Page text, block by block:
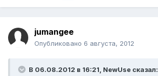
jumangee
Опубликовано 6 августа, 2012
В 06.08.2012 в 16:21, NewUse сказал: